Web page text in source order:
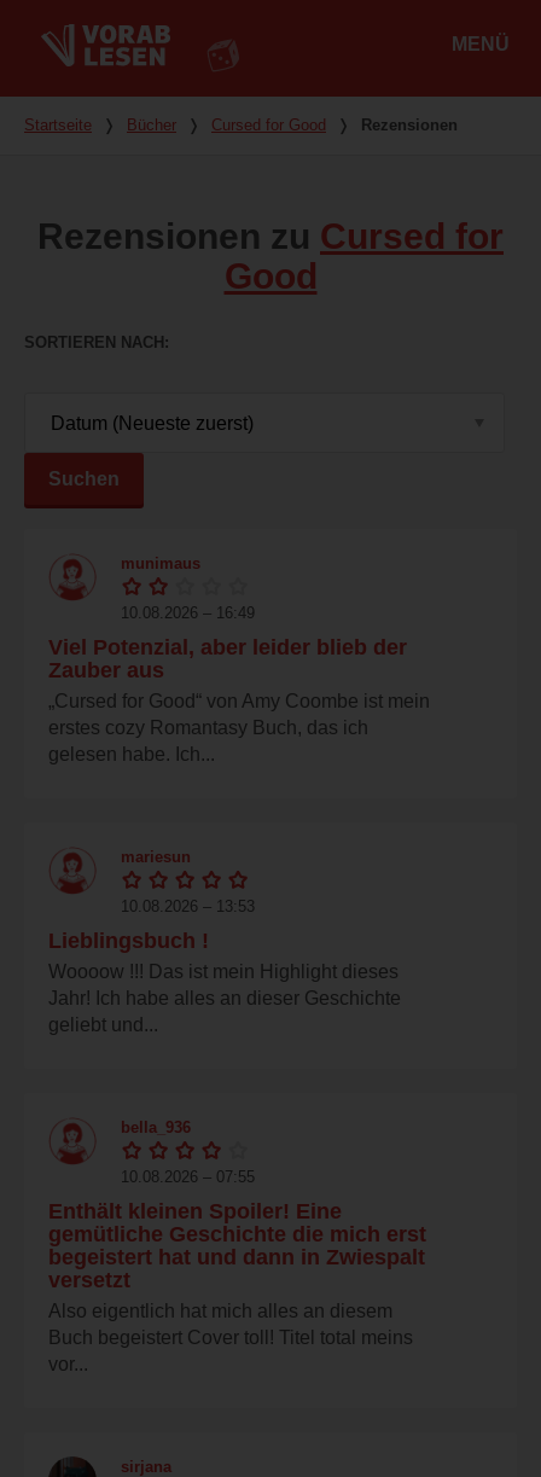
MENÜ
Du bist hier
Startseite ❭ Bücher ❭ Cursed for Good ❭ Rezensionen
Rezensionen zu Cursed for
Good
SORTIEREN NACH
Suchen
munimaus
10.08.2026 – 16:49
Viel Potenzial, aber leider blieb der
Zauber aus
„Cursed for Good“ von Amy Coombe ist mein
erstes cozy Romantasy Buch, das ich
gelesen habe. Ich...
mariesun
10.08.2026 – 13:53
Lieblingsbuch !
Woooow !!! Das ist mein Highlight dieses
Jahr! Ich habe alles an dieser Geschichte
geliebt und...
bella_936
10.08.2026 – 07:55
Enthält kleinen Spoiler! Eine
gemütliche Geschichte die mich erst
begeistert hat und dann in Zwiespalt
versetzt
Also eigentlich hat mich alles an diesem
Buch begeistert Cover toll! Titel total meins
vor...
sirjana